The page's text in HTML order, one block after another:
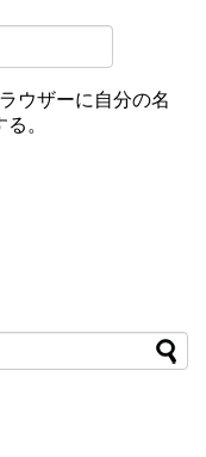
ウザーに自分の名
。